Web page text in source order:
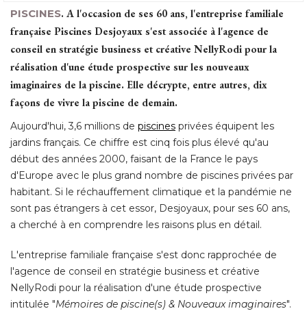
PISCINES. A l'occasion de ses 60 ans, l'entreprise familiale
française Piscines Desjoyaux s'est associée à l'agence de
conseil en stratégie business et créative NellyRodi pour la
réalisation d'une étude prospective sur les nouveaux
imaginaires de la piscine. Elle décrypte, entre autres, dix
façons de vivre la piscine de demain.
Aujourd'hui, 3,6 millions de piscines privées équipent les
jardins français. Ce chiffre est cinq fois plus élevé qu'au
début des années 2000, faisant de la France le pays
d'Europe avec le plus grand nombre de piscines privées par
habitant. Si le réchauffement climatique et la pandémie ne
sont pas étrangers à cet essor, Desjoyaux, pour ses 60 ans,
a cherché à en comprendre les raisons plus en détail.
L'entreprise familiale française s'est donc rapprochée de
l'agence de conseil en stratégie business et créative
NellyRodi pour la réalisation d'une étude prospective
intitulée "Mémoires de piscine(s) & Nouveaux imaginaires".